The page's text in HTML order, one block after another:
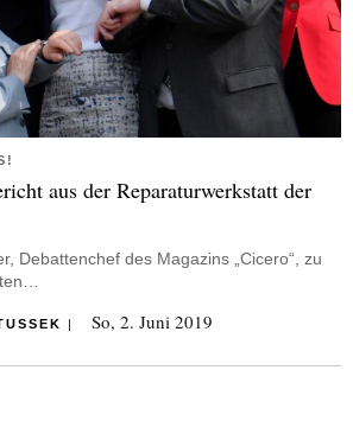
aus der Reparaturwerkstatt der
Debattenchef des Magazins „Cicero“, zu
| So, 2. Juni 2019